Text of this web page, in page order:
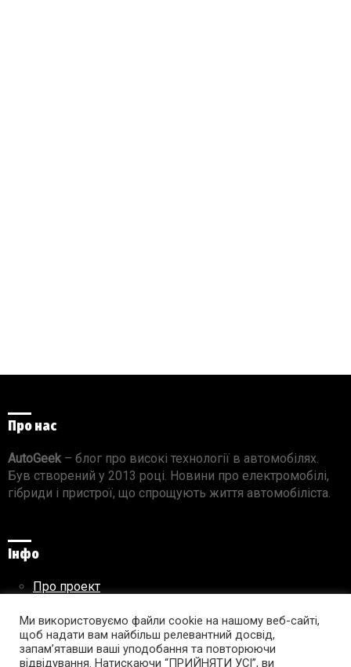
Про нас
AutoGeek– блог про високі технології в автомобілях.
Був створений у 2013 році. Новини про електромобілі,
гібриди і пристрої, що спрощують життя автомобіліста.
Інфо
Про проект
Правила використання матеріалів
Ми використовуємо файли cookie на нашому веб-сайті,
щоб надати вам найбільш релевантний досвід,
запам’ятавши ваші уподобання та повторюючи
відвідування. Натискаючи “ПРИЙНЯТИ УСІ”, ви